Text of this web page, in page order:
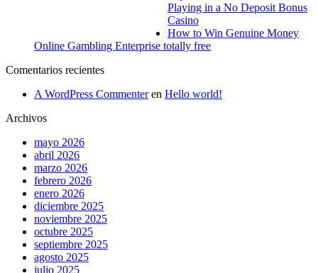
Playing in a No Deposit Bonus
Casino
How to Win Genuine Money
Online Gambling Enterprise totally free
Comentarios recientes
A WordPress Commenteren Hello world!
Archivos
mayo 2026
abril 2026
marzo 2026
febrero 2026
enero 2026
diciembre 2025
noviembre 2025
octubre 2025
septiembre 2025
agosto 2025
julio 2025